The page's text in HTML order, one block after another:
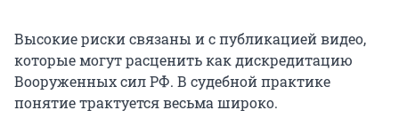
Высокие риски связаны и с публикацией видео,
которые могут расценить как дискредитацию
Вооруженных сил РФ. В судебной практике
понятие трактуется весьма широко.